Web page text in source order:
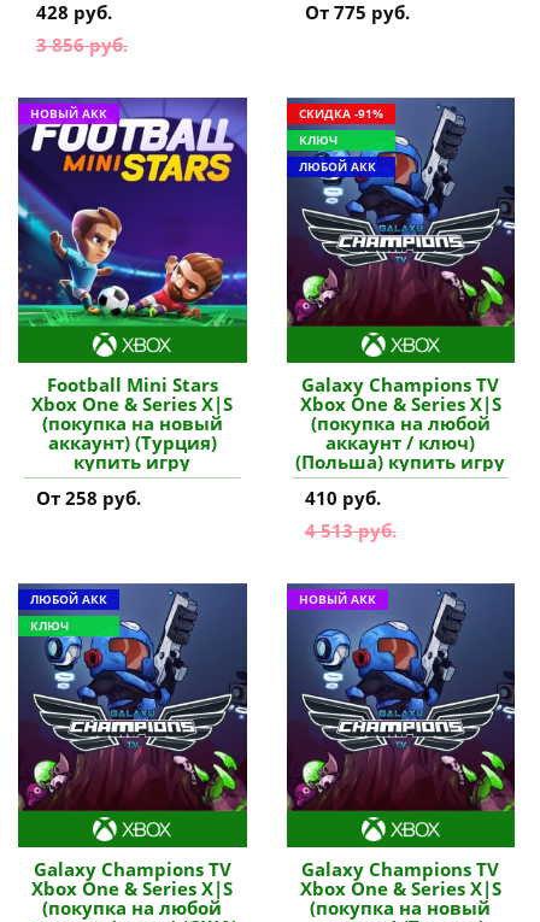
428 руб.
3 856 руб.
От 775 руб.
НОВЫЙ АКК
Football Mini Stars
Xbox One & Series X|S
(покупка на новый
аккаунт) (Турция)
купить игру
От 258 руб.
СКИДКА -91%
КЛЮЧ
ЛЮБОЙ АКК
Galaxy Champions TV
Xbox One & Series X|S
(покупка на любой
аккаунт / ключ)
(Польша) купить игру
410 руб.
4 513 руб.
ЛЮБОЙ АКК
КЛЮЧ
Galaxy Champions TV
Xbox One & Series X|S
(покупка на любой
НОВЫЙ АКК
Galaxy Champions TV
Xbox One & Series X|S
(покупка на новый